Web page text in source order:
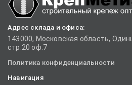
Адрес склада и офиса:
143000, Московская область,
стр.20 оф.7
Политика конфиденциальности
Навигация